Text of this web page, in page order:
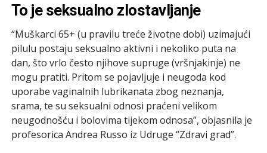
To je seksualno zlostavljanje
“Muškarci 65+ (u pravilu treće životne dobi) uzimajući
pilulu postaju seksualno aktivni i nekoliko puta na
dan, što vrlo često njihove supruge (vršnjakinje) ne
mogu pratiti. Pritom se pojavljuje i neugoda kod
uporabe vaginalnih lubrikanata zbog neznanja,
srama, te su seksualni odnosi praćeni velikom
neugodnošću i bolovima tijekom odnosa”, objasnila je
profesorica Andrea Russo iz Udruge “Zdravi grad”.